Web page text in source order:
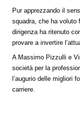
Pur apprezzando il
squadra, che ha voluto
dirigenza ha ritenuto
provare a invertire
A Massimo Pizzulli e
società per la
l’augurio delle migliori
carriere.